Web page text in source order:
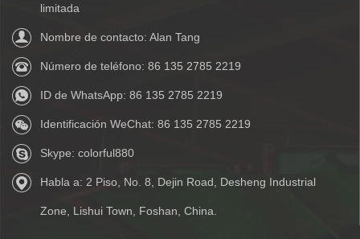
limitada
Nombre de contacto: Alan Tang
Número de teléfono: 86 135 2785 2219
ID de WhatsApp: 86 135 2785 2219
Identificación WeChat: 86 135 2785 2219
Skype: colorful880
Habla a: 2 Piso, No. 8, Dejin Road, Desheng Industrial
Zone, Lishui Town, Foshan, China.